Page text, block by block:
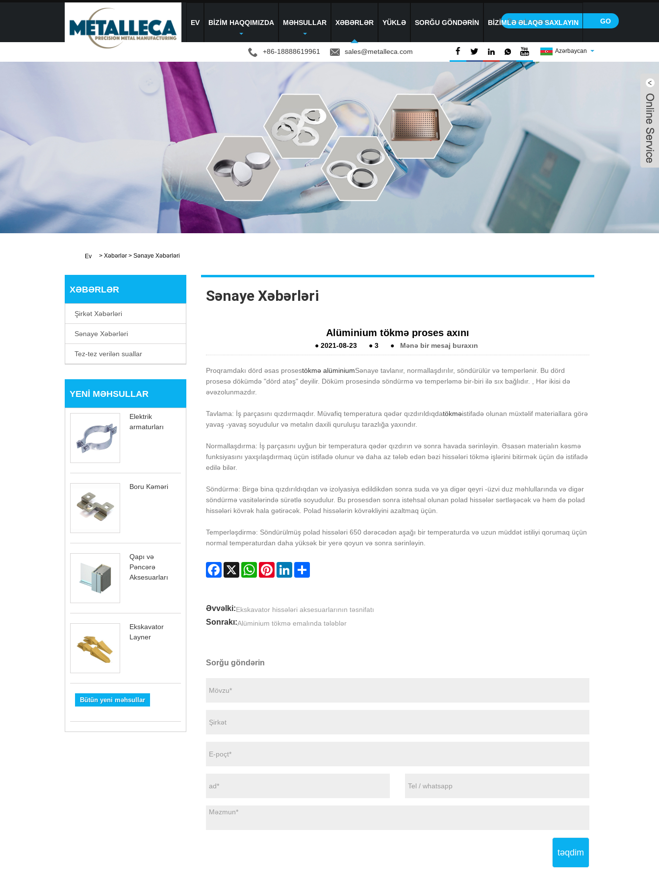
EV BIZIM HAQQIMIZDA MƏHSULLAR XƏBƏRLƏR YÜKLƏ SORĞU GÖNDƏRIN BIZIMLƏ ƏLAQƏ SAXLAYIN
+86-18888619961 sales@metalleca.com Azərbaycan
Ev > Xəbərlər > Sənaye Xəbərləri
XƏBƏRLƏR
Şirkət Xəbərləri
Sənaye Xəbərləri
Tez-tez verilən suallar
YENI MƏHSULLAR
Elektrik
armaturları
Boru Kəməri
Qapı və
Pəncərə
Aksesuarları
Ekskavator
Layner
Bütün yeni məhsullar
Sənaye Xəbərləri
Alüminium tökmə proses axını
●2021-08-23 ●3 ● Mənə bir mesaj buraxın
Proqramdakı dörd əsas prosestökmə alüminiumSənaye tavlanır, normallaşdırılır, söndürülür və temperlənir. Bu dörd
prosesə dökümdə "dörd atəş" deyilir. Döküm prosesində söndürmə və temperləmə bir-biri ilə sıx bağlıdır. , Hər ikisi də
əvəzolunmazdır.
Tavlama: İş parçasını qızdırmaqdır. Müvafiq temperatura qədər qızdırıldıqdatökməistifadə olunan müxtəlif materiallara görə
yavaş -yavaş soyudulur və metalın daxili quruluşu tarazlığa yaxındır.
Normallaşdırma: İş parçasını uyğun bir temperatura qədər qızdırın və sonra havada sərinləyin. Əsasən materialın kəsmə
funksiyasını yaxşılaşdırmaq üçün istifadə olunur və daha az tələb edən bəzi hissələri tökmə işlərini bitirmək üçün də istifadə
edilə bilər.
Söndürmə: Birgə bina qızdırıldıqdan və izolyasiya edildikdən sonra suda və ya digər qeyri -üzvi duz məhlullarında və digər
söndürmə vasitələrində sürətlə soyudulur. Bu prosesdən sonra istehsal olunan polad hissələr sərtləşəcək və həm də polad
hissələri kövrək hala gətirəcək. Polad hissələrin kövrəkliyini azaltmaq üçün.
Temperləşdirmə: Söndürülmüş polad hissələri 650 dərəcədən aşağı bir temperaturda və uzun müddət istiliyi qorumaq üçün
normal temperaturdan daha yüksək bir yerə qoyun və sonra sərinləyin.
Facebook
X WhatsAppPinterestLinkedInShare
Əvvəlki:Ekskavator hissələri aksesuarlarının təsnifatı
Sonrakı:Alüminium tökmə emalında tələblər
Sorğu göndərin
təqdim